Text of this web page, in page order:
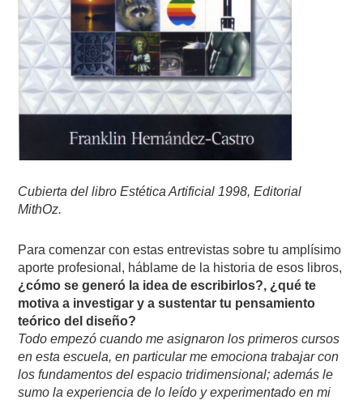
Cubierta del libro Estética Artificial 1998, Editorial
MithOz.
Para comenzar con estas entrevistas sobre tu amplísimo
aporte profesional, háblame de la historia de esos libros,
¿cómo se generó la idea de escribirlos?, ¿qué te
motiva a investigar y a sustentar tu pensamiento
teórico del diseño?
Todo empezó cuando me asignaron los primeros cursos
en esta escuela, en particular me emociona trabajar con
los fundamentos del espacio tridimensional; además le
sumo la experiencia de lo leído y experimentado en mi